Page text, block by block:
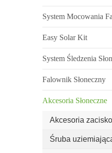
System Mocowania
Easy Solar Kit
System Śledzenia
Falownik Słoneczny
Akcesoria Słoneczne
Akcesoria
Śruba